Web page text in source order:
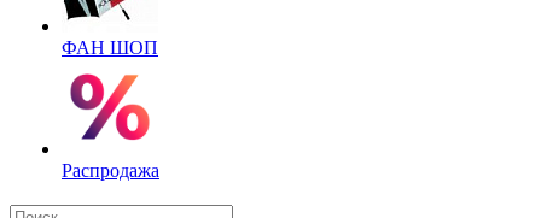
ФАН ШОП
Распродажа